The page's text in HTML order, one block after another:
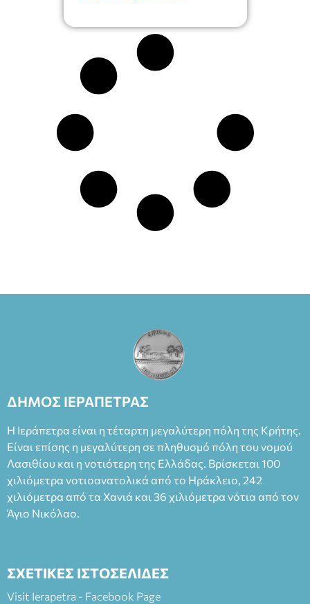
ΔΗΜΟΣ ΙΕΡΑΠΕΤΡΑΣ
Η Ιεράπετρα είναι η τέταρτη μεγαλύτερη πόλη της Κρήτης.
Είναι επίσης η μεγαλύτερη σε πληθυσμό πόλη του νομού
Λασιθίου και η νοτιότερη της Ελλάδας. Βρίσκεται 100
χιλιόμετρα νοτιοανατολικά από το Ηράκλειο, 242
χιλιόμετρα από τα Χανιά και 36 χιλιόμετρα νότια από τον
Άγιο Νικόλαο.
ΣΧΕΤΙΚΕΣ ΙΣΤΟΣΕΛΙΔΕΣ
Visit Ierapetra - Facebook Page